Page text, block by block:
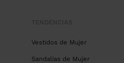
Vestidos de Mujer
Sandalias de Mujer